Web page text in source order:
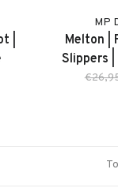
|
MP
Melton |
Slippers